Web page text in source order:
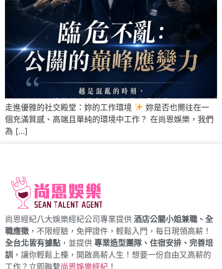
走進優雅的社交殿堂：妳的工作環境
妳是否也嚮往在一
個充滿質感、高端且單純的環境中工作？ 在尚恩娛樂，我們
為 […]
尚恩經紀八大娛樂經紀公司專業提供 酒店公關小姐兼職、全
職應徵 ，不限經驗，免押證件，輕鬆入門，每日現領高薪！
全台北皆有據點 ，並提供 專業造型團隊、住宿安排、完善培
訓
，讓你輕鬆上檯，開啟高薪人生！想要一份自由又高薪的
工作？立即聯繫尚恩娛樂經紀 ！